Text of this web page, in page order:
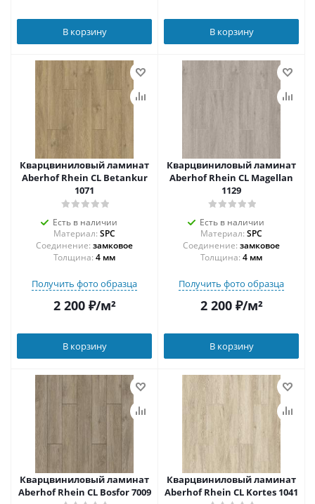
В корзину В корзину
Кварцвиниловый ламинат
Aberhof Rhein CL Betankur
1071
Есть в наличии
Материал: SPC
Соединение: замковое
Толщина: 4 мм
Получить фото образца
2 200₽/м²
В корзину
Кварцвиниловый ламинат
Aberhof Rhein CL Magellan
1129
Есть в наличии
Материал: SPC
Соединение: замковое
Толщина: 4 мм
Получить фото образца
2 200₽/м²
В корзину
Кварцвиниловый ламинат
Aberhof Rhein CL Bosfor 7009
Кварцвиниловый ламинат
Aberhof Rhein CL Kortes 1041